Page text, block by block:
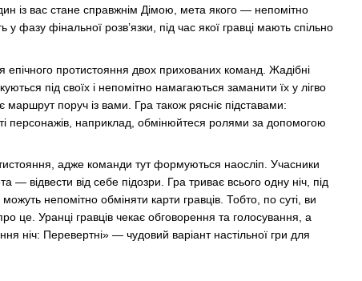
із вас стане справжнім Дімою, мета якого — непомітно
фазу фінальної розв’язки, під час якої гравці мають спільно
епічного протистояння двох прихованих команд. Жадібні
під своїх і непомітно намагаються заманити їх у лігво
поруч із вами. Гра також рясніє підставами:
персонажів, наприклад, обмінюйтеся ролями за допомогою
адже команди тут формуються наосліп. Учасники
— відвести від себе підозри. Гра триває всього одну ніч, під
непомітно обміняти карти гравців. Тобто, по суті, ви
це. Уранці гравців чекає обговорення та голосування, а
ніч: Перевертні» — чудовий варіант настільної гри для